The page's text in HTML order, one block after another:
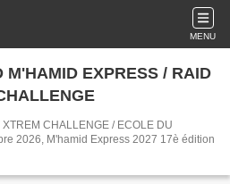
MENU
/ RAID
CHALLENGE / ECOLE DU
2026, M'hamid Express 2027 17è édition